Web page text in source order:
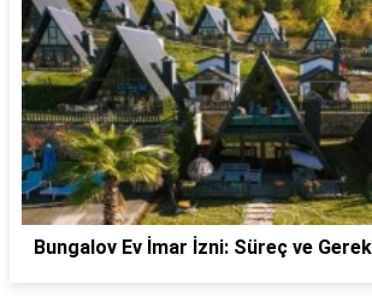
Bungalov Ev İmar İzni: Süreç ve